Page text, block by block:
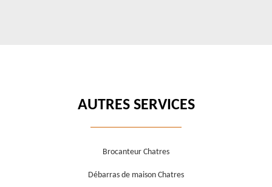
AUTRES SERVICES
Brocanteur Chatres
Débarras de maison Chatres